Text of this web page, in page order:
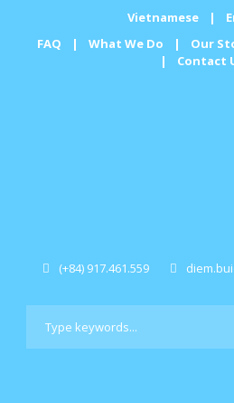
Vietnamese |
FAQ
| What We Do | Our
|
Contact
(+84) 917.461.559